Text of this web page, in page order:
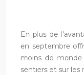
En plus de
en septembre
moins de monde
sentiers et sur les